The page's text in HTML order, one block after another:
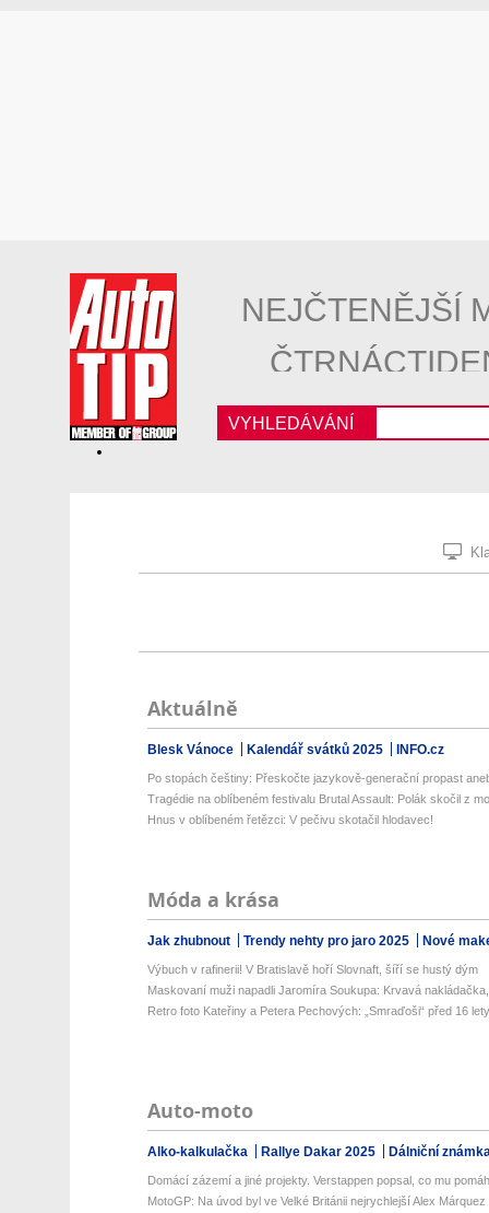
NEJČTENĚJŠÍ
VYHLEDÁVÁNÍ
Aktuálně
Blesk Vánoce Kalendář svátků 2025 INFO.cz
Po stopách češtiny: Přeskočte jazykově-generační propast
Tragédie na oblíbeném festivalu Brutal Assault: Polák skočil z
Hnus v oblíbeném řetězci: V pečivu skotačil hlodavec!
Móda a krása
Jak zhubnout Trendy nehty pro jaro 2025 Nové
Výbuch v rafinerii! V Bratislavě hoří Slovnaft, šíří se hustý dým
Maskovaní muži napadli Jaromíra Soukupa: Krvavá
Retro foto Kateřiny a Petera Pechových: „Smraďoši“ před 16 lety
Auto-moto
Alko-kalkulačka Rallye Dakar 2025 Dálniční
Domácí zázemí a jiné projekty. Verstappen popsal, co mu
MotoGP: Na úvod byl ve Velké Británii nejrychlejší Alex Márquez